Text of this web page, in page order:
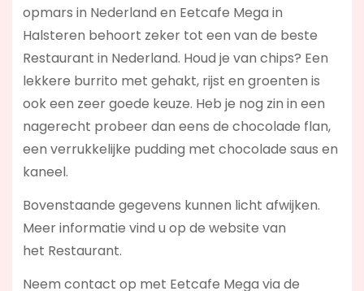
opmars in Nederland en Eetcafe Mega in
Halsteren behoort zeker tot een van de beste
Restaurant in Nederland. Houd je van chips? Een
lekkere burrito met gehakt, rijst en groenten is
ook een zeer goede keuze. Heb je nog zin in een
nagerecht probeer dan eens de chocolade flan,
een verrukkelijke pudding met chocolade saus en
kaneel.
Bovenstaande gegevens kunnen licht afwijken.
Meer informatie vind u op de website van
het Restaurant.
Neem contact op met Eetcafe Mega via de